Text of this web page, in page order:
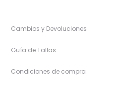
Cambios y Devoluciones
Guía de Tallas
Condiciones de compra